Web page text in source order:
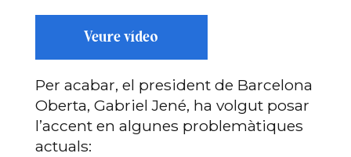
Veure vídeo
Per acabar, el president de Barcelona
Oberta, Gabriel Jené, ha volgut posar
l’accent en algunes problemàtiques
actuals: